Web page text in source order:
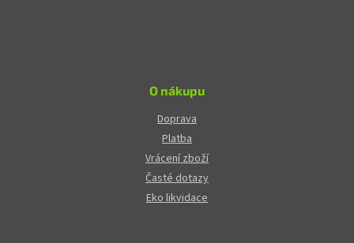
O nákupu
Doprava
Platba
Vrácení zboží
Časté dotazy
Eko likvidace